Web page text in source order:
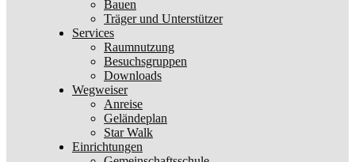
Bauen
Träger und Unterstützer
Services
Raumnutzung
Besuchsgruppen
Downloads
Wegweiser
Anreise
Geländeplan
Star Walk
Einrichtungen